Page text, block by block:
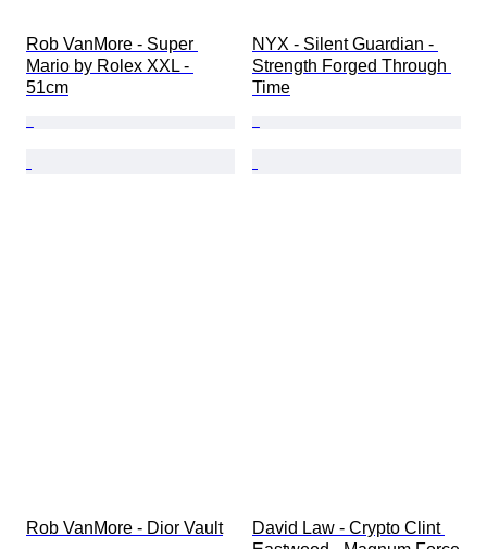
Rob VanMore - Super
Mario by Rolex XXL -
51cm
NYX - Silent Guardian -
Strength Forged Through
Time
Rob VanMore - Dior Vault
David Law - Crypto Clint